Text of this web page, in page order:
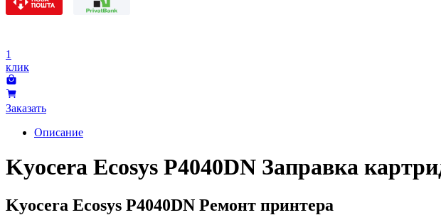
1
клик
Заказать
Описание
Kyocera Ecosys P4040DN Заправка
Kyocera Ecosys P4040DN Ремонт принтера